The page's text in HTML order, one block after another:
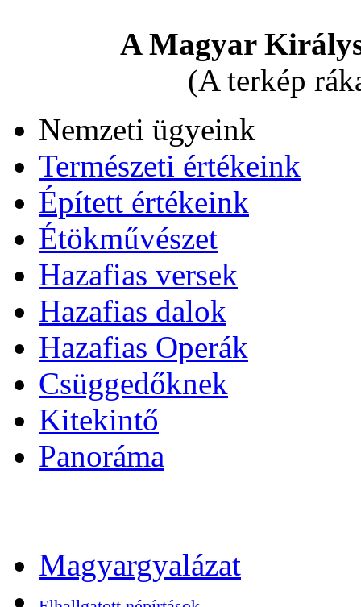
A Magyar
(A terkép
Nemzeti ügyeink
Természeti értékeink
Épített értékeink
Étökművészet
Hazafias versek
Hazafias dalok
Hazafias Operák
Csüggedőknek
Kitekintő
Panoráma
Magyargyalázat